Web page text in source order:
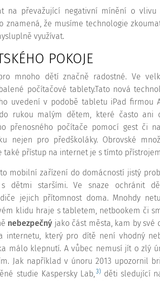
na převažující negativní mínění o
znamená, že musíme technologie
využívat.
POKOJE
mnoho dětí značně radostné. Ve
počítačové tablety.Tato nová
uvedení v podobě tabletu iPad firmou
rukou malým dětem, které často ani
přenosného počítače pomocí gest či
nejen pro předškoláky. Obrovské
také přístup na internet je s tímto
mobilní zařízení do domácností jistý
dětmi staršími. Ve snaze ochránit
jejich přítomnost doma. Mnohdy
klidu hraje s tabletem, netbookem či
nebezpečný jako část města, kam by své
internetu, který pro dítě není vhodný
málo klepnutí. A vůbec nemusí jít o zlý
Jak například v únoru 2013 upozornil
studie Kaspersky Lab,3)děti sledující